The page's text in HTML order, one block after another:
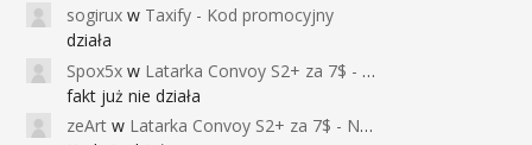
sogirux w Taxify - Kod promocyjny
działa
Spox5x w Latarka Convoy S2+ za 7$ - Najniższa cena od 2017r
fakt już nie działa
zeArt w Latarka Convoy S2+ za 7$ - Najniższa cena od 2017r